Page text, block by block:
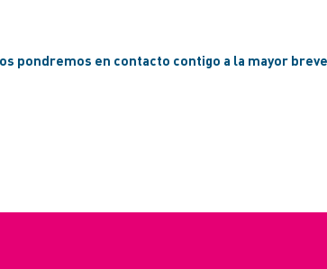
pondremos en contacto contigo a la mayor